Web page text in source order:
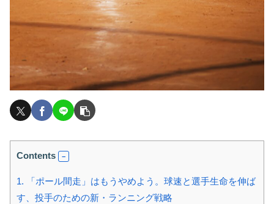
Contents
1. 「ポール間走」はもうやめよう。球速と選手生命を伸ば
す、投手のための新・ランニング戦略